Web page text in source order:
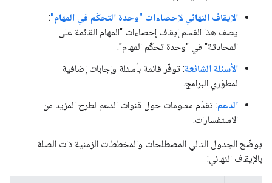
الإيقاف النهائي لإحصاءات "وحدة التحكّم في المهام":
يصف هذا القسم إيقاف إحصاءات "المهام القائمة على
المحادثة" في "وحدة تحكّم المهام".
الأسئلة الشائعة: توفّر قائمة بأسئلة وإجابات إضافية
لمطوّري البرامج.
الدعم: تقدّم معلومات حول قنوات الدعم لطرح المزيد من
الاستفسارات.
يوضّح الجدول التالي المصطلحات والمخططات الزمنية ذات الصلة
بالإيقاف النهائي: